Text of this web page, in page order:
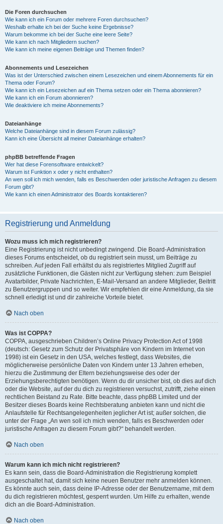
Die Foren durchsuchen
Wie kann ich ein Forum oder mehrere Foren durchsuchen?
Weshalb erhalte ich bei der Suche keine Ergebnisse?
Warum bekomme ich bei der Suche eine leere Seite?
Wie kann ich nach Mitgliedern suchen?
Wie kann ich meine eigenen Beiträge und Themen finden?
Abonnements und Lesezeichen
Was ist der Unterschied zwischen einem Lesezeichen und einem Abonnements für ein
Thema oder Forum?
Wie kann ich ein Lesezeichen auf ein Thema setzen oder ein Thema abonnieren?
Wie kann ich ein Forum abonnieren?
Wie deaktiviere ich meine Abonnements?
Dateianhänge
Welche Dateianhänge sind in diesem Forum zulässig?
Kann ich eine Übersicht all meiner Dateianhänge erhalten?
phpBB betreffende Fragen
Wer hat diese Forensoftware entwickelt?
Warum ist Funktion x oder y nicht enthalten?
An wen soll ich mich wenden, falls es Beschwerden oder juristische Anfragen zu diesem
Forum gibt?
Wie kann ich einen Administrator des Boards kontaktieren?
Registrierung und Anmeldung
Wozu muss ich mich registrieren?
Eine Registrierung ist nicht unbedingt zwingend. Die Board-Administration
dieses Forums entscheidet, ob du registriert sein musst, um Beiträge zu
schreiben. Auf jeden Fall erhältst du als registriertes Mitglied Zugriff auf
zusätzliche Funktionen, die Gästen nicht zur Verfügung stehen: zum Beispiel
Avatarbilder, Private Nachrichten, E-Mail-Versand an andere Mitglieder, Beitritt
zu Benutzergruppen und so weiter. Wir empfehlen dir eine Anmeldung, da sie
schnell erledigt ist und dir zahlreiche Vorteile bietet.
Nach oben
Was ist COPPA?
COPPA, ausgeschrieben Children’s Online Privacy Protection Act of 1998
(deutsch: Gesetz zum Schutz der Privatsphäre von Kindern im Internet von
1998) ist ein Gesetz in den USA, welches festlegt, dass Websites, die
möglicherweise persönliche Daten von Kindern unter 13 Jahren erheben,
hierzu die Zustimmung der Eltern beziehungsweise des oder der
Erziehungsberechtigten benötigen. Wenn du dir unsicher bist, ob dies auf dich
oder die Website, auf der du dich zu registrieren versuchst, zutrifft, ziehe einen
rechtlichen Beistand zu Rate. Bitte beachte, dass phpBB Limited und der
Besitzer dieses Boards keine Rechtsberatung anbieten kann und nicht die
Anlaufstelle für Rechtsangelegenheiten jeglicher Art ist; außer solchen, die
unter der Frage „An wen soll ich mich wenden, falls es Beschwerden oder
juristische Anfragen zu diesem Forum gibt?“ behandelt werden.
Nach oben
Warum kann ich mich nicht registrieren?
Es kann sein, dass die Board-Administration die Registrierung komplett
ausgeschaltet hat, damit sich keine neuen Benutzer mehr anmelden können.
Es könnte auch sein, dass deine IP-Adresse oder der Benutzername, mit dem
du dich registrieren möchtest, gesperrt wurden. Um Hilfe zu erhalten, wende
dich an die Board-Administration.
Nach oben